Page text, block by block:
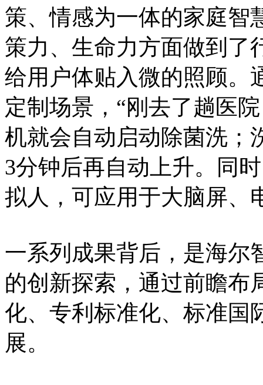
策、情感为一体的家庭智
策力、生命力方面做到了
给用户体贴入微的照顾。
定制场景，“刚去了趟医
机就会自动启动除菌洗；
3分钟后再自动上升。同
拟人，可应用于大脑屏、
一系列成果背后，是海尔
的创新探索，通过前瞻布
化、专利标准化、标准国
展。